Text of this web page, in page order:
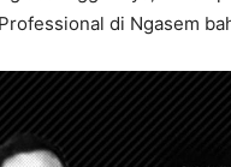
di Ngasem